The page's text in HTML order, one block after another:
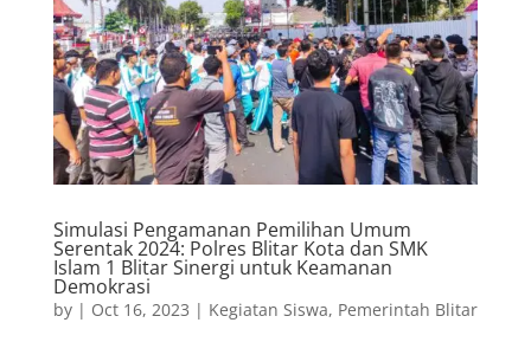
Simulasi Pengamanan Pemilihan Umum
Serentak 2024: Polres Blitar Kota dan SMK
Islam 1 Blitar Sinergi untuk Keamanan
Demokrasi
by | Oct 16, 2023 | Kegiatan Siswa, Pemerintah Blitar